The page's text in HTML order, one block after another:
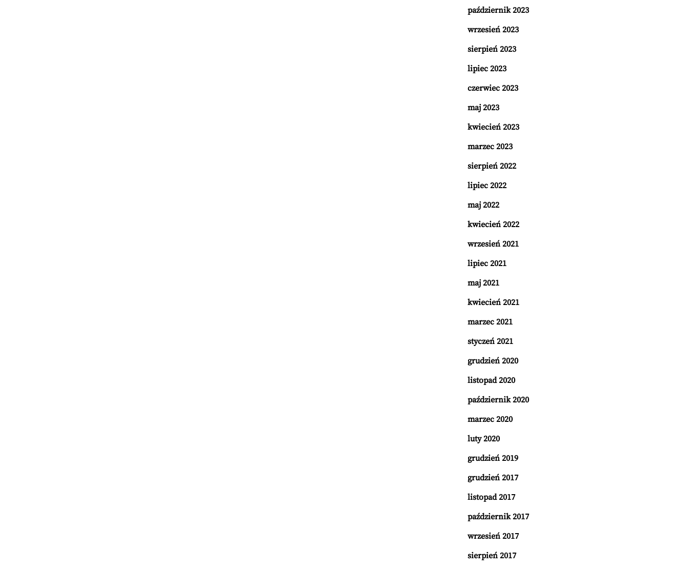
październik 2023
wrzesień 2023
sierpień 2023
lipiec 2023
czerwiec 2023
maj 2023
kwiecień 2023
marzec 2023
sierpień 2022
lipiec 2022
maj 2022
kwiecień 2022
wrzesień 2021
lipiec 2021
maj 2021
kwiecień 2021
marzec 2021
styczeń 2021
grudzień 2020
listopad 2020
październik 2020
marzec 2020
luty 2020
grudzień 2019
grudzień 2017
listopad 2017
październik 2017
wrzesień 2017
sierpień 2017